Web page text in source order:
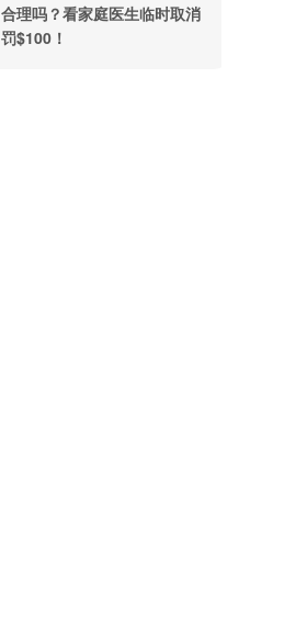
合理吗？看家庭医生临时取消
罚$100！